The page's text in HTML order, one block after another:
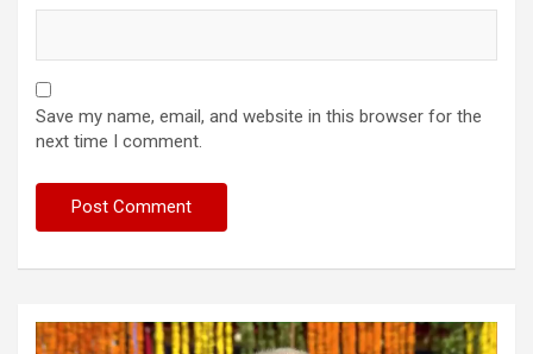
Save my name, email, and website in this browser for the
next time I comment.